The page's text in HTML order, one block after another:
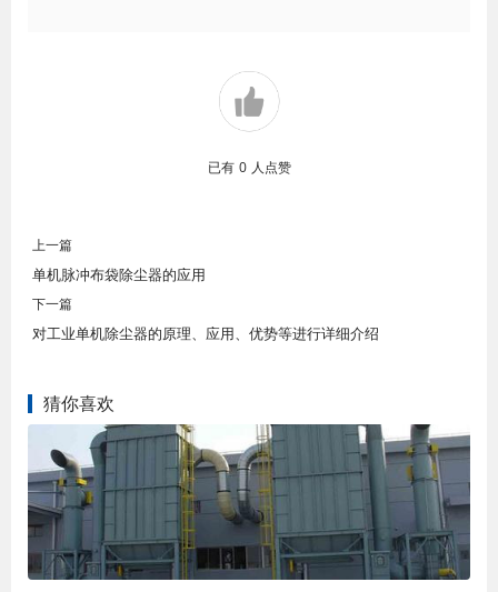
已有 0 人点赞
上一篇
单机脉冲布袋除尘器的应用
下一篇
对工业单机除尘器的原理、应用、优势等进行详细介绍
猜你喜欢